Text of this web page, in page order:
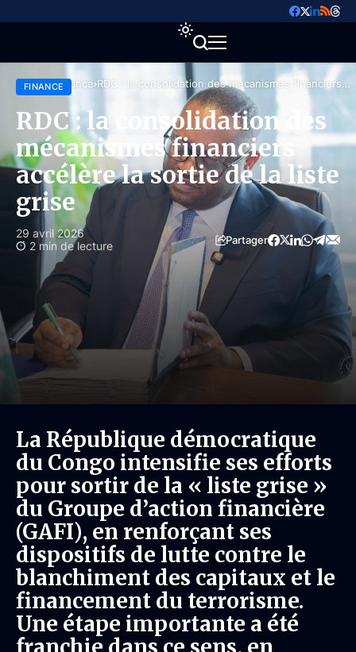
Accueil Finance RDC : la consolidation des mécanismes financiers
accélère la sortie de la liste grise
FINANCE
RDC : la consolidation des
mécanismes financiers
accélère la sortie de la liste
grise
29 avril 2026
2 min de lecture
Partager
La République démocratique
du Congo intensifie ses efforts
pour sortir de la « liste grise »
du Groupe d’action financière
(GAFI), en renforçant ses
dispositifs de lutte contre le
blanchiment des capitaux et le
financement du terrorisme.
Une étape importante a été